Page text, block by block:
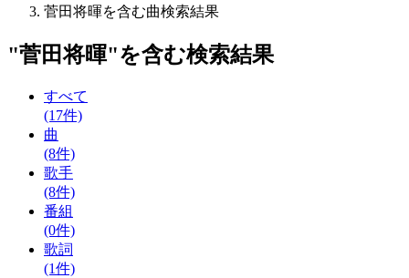
菅田将暉を含む曲検索結果
"菅田将暉"を含む検索結果
すべて
(17件)
曲
(8件)
歌手
(8件)
番組
(0件)
歌詞
(1件)